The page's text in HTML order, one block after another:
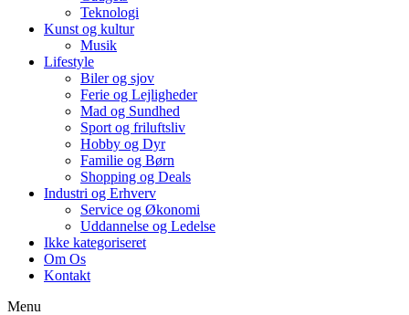
Teknologi
Kunst og kultur
Musik
Lifestyle
Biler og sjov
Ferie og Lejligheder
Mad og Sundhed
Sport og friluftsliv
Hobby og Dyr
Familie og Børn
Shopping og Deals
Industri og Erhverv
Service og Økonomi
Uddannelse og Ledelse
Ikke kategoriseret
Om Os
Kontakt
Menu